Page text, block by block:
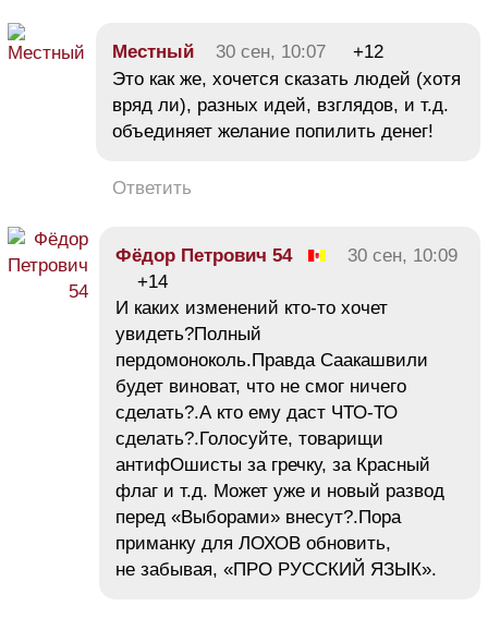
Местный 30 сен, 10:07
+12
Это как же, хочется сказать людей (хотя
вряд ли), разных идей, взглядов, и т.д.
объединяет желание попилить денег!
Ответить
Фёдор Петрович 54
30 сен, 10:09
+14
И каких изменений кто-то хочет
увидеть?Полный
пердомоноколь.Правда Саакашвили
будет виноват, что не смог ничего
сделать?.А кто ему даст ЧТО-ТО
сделать?.Голосуйте, товарищи
антифОшисты за гречку, за Красный
флаг и т.д. Может уже и новый развод
перед «Выборами» внесут?.Пора
приманку для ЛОХОВ обновить,
не забывая, «ПРО РУССКИЙ ЯЗЫК».